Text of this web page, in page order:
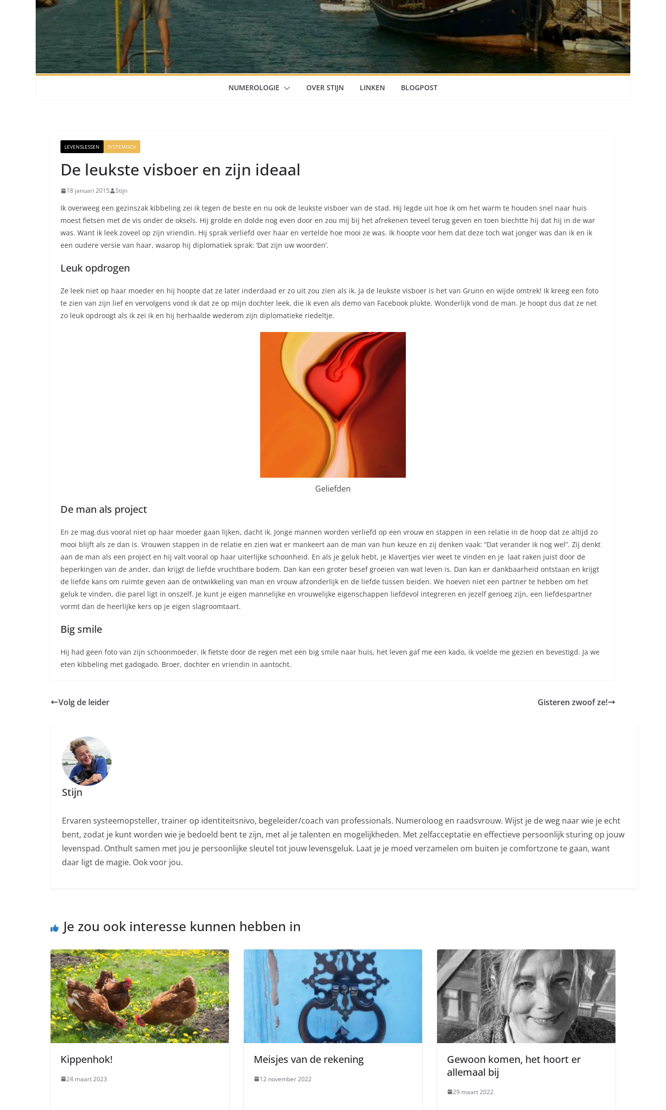
NUMEROLOGIE OVER STIJN LINKEN BLOGPOST
LEVENSLESSEN SYSTEMISCH
De leukste visboer en zijn ideaal
18 januari 2015 Stijn
Ik overweeg een gezinszak kibbeling zei ik tegen de beste en nu ook de leukste visboer van de stad. Hij legde uit hoe ik om het warm te houden snel naar huis
moest fietsen met de vis onder de oksels. Hij grolde en dolde nog even door en zou mij bij het afrekenen teveel terug geven en toen biechtte hij dat hij in de war
was. Want ik leek zoveel op zijn vriendin. Hij sprak verliefd over haar en vertelde hoe mooi ze was. Ik hoopte voor hem dat deze toch wat jonger was dan ik en ik
een oudere versie van haar, waarop hij diplomatiek sprak: ‘Dat zijn uw woorden’.
Leuk opdrogen
Ze leek niet op haar moeder en hij hoopte dat ze later inderdaad er zo uit zou zien als ik. Ja de leukste visboer is het van Grunn en wijde omtrek! Ik kreeg een foto
te zien van zijn lief en vervolgens vond ik dat ze op mijn dochter leek, die ik even als demo van Facebook plukte. Wonderlijk vond de man. Je hoopt dus dat ze net
zo leuk opdroogt als ik zei ik en hij herhaalde wederom zijn diplomatieke riedeltje.
Geliefden
De man als project
En ze mag dus vooral niet op haar moeder gaan lijken, dacht ik. Jonge mannen worden verliefd op een vrouw en stappen in een relatie in de hoop dat ze altijd zo
mooi blijft als ze dan is. Vrouwen stappen in de relatie en zien wat er mankeert aan de man van hun keuze en zij denken vaak: “Dat verander ik nog wel”. Zij denkt
aan de man als een project en hij valt vooral op haar uiterlijke schoonheid. En als je geluk hebt, je klavertjes vier weet te vinden en je laat raken juist door de
beperkingen van de ander, dan krijgt de liefde vruchtbare bodem. Dan kan een groter besef groeien van wat leven is. Dan kan er dankbaarheid ontstaan en krijgt
de liefde kans om ruimte geven aan de ontwikkeling van man en vrouw afzonderlijk en de liefde tussen beiden. We hoeven niet een partner te hebben om het
geluk te vinden, die parel ligt in onszelf. Je kunt je eigen mannelijke en vrouwelijke eigenschappen liefdevol integreren en jezelf genoeg zijn, een liefdespartner
vormt dan de heerlijke kers op je eigen slagroomtaart.
Big smile
Hij had geen foto van zijn schoonmoeder. Ik fietste door de regen met een big smile naar huis, het leven gaf me een kado, ik voelde me gezien en bevestigd. Ja we
eten kibbeling met gadogado. Broer, dochter en vriendin in aantocht.
Volg de leider Gisteren zwoof ze!
Stijn
Ervaren systeemopsteller, trainer op identiteitsnivo, begeleider/coach van professionals. Numeroloog en raadsvrouw. Wijst je de weg naar wie je echt
bent, zodat je kunt worden wie je bedoeld bent te zijn, met al je talenten en mogelijkheden. Met zelfacceptatie en effectieve persoonlijk sturing op jouw
levenspad. Onthult samen met jou je persoonlijke sleutel tot jouw levensgeluk. Laat je je moed verzamelen om buiten je comfortzone te gaan, want
daar ligt de magie. Ook voor jou.
Je zou ook interesse kunnen hebben in
Kippenhok!
24 maart 2023
Meisjes van de rekening
12 november 2022
Gewoon komen, het hoort er
allemaal bij
29 maart 2022